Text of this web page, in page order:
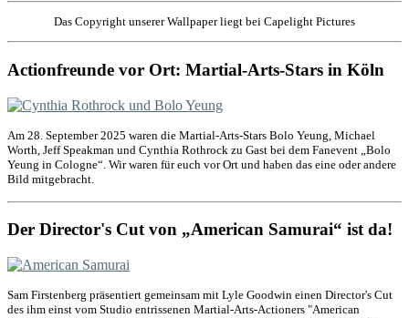
Das Copyright unserer Wallpaper liegt bei Capelight Pictures
Actionfreunde vor Ort: Martial-Arts-Stars in Köln
Am 28. September 2025 waren die Martial-Arts-Stars Bolo Yeung, Michael
Worth, Jeff Speakman und Cynthia Rothrock zu Gast bei dem Fanevent „Bolo
Yeung in Cologne“. Wir waren für euch vor Ort und haben das eine oder andere
Bild mitgebracht.
Der Director's Cut von „American Samurai“ ist da!
Sam Firstenberg präsentiert gemeinsam mit Lyle Goodwin einen Director's Cut
des ihm einst vom Studio entrissenen Martial-Arts-Actioners "American